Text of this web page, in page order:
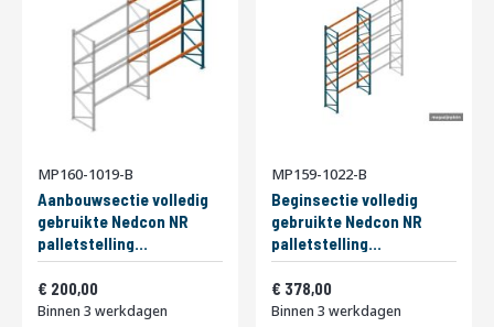
MP160-1019-B
Aanbouwsectie volledig
gebruikte Nedcon NR
palletstelling
4400x2810x1100mm hxbxd
3niveaus 2400kg/niv
Vanaf
200,00
Binnen 3 werkdagen
MP159-1022-B
Beginsectie volledig
gebruikte Nedcon NR
palletstelling
6500x2810x1100mm hxbxd
4niveaus 2400kg/niv
Vanaf
378,00
Binnen 3 werkdagen